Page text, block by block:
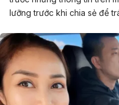
lưỡng trước khi chia sẻ để